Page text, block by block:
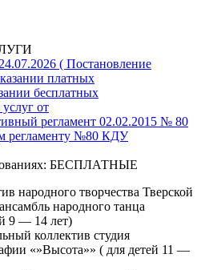
( Постановление
платных
бесплатных
от
регламент 02.02.2015 № 80
регламенту №80 КДУ
БЕСПЛАТНЫЕ
народного творчества Тверской
народного танца
9 — 14 лет)
коллектив студия
«»Высота»» ( для детей 11 —